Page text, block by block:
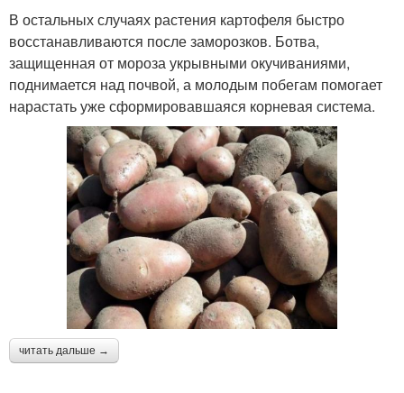
В остальных случаях растения картофеля быстро
восстанавливаются после заморозков. Ботва,
защищенная от мороза укрывными окучиваниями,
поднимается над почвой, а молодым побегам помогает
нарастать уже сформировавшаяся корневая система.
читать дальше →